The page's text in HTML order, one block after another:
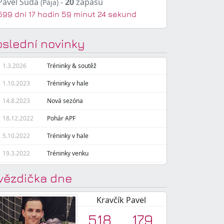
(Pája)
dní 17 hodin 59 minut 25 sekund
novinky
1.3.2026 Tréninky & soutěž
1.10.2023 Tréninky v hale
14.8.2023 Nová sezóna
18.12.2022 Pohár APF
5.10.2022 Tréninky v hale
19.3.2022 Tréninky venku
dne
Kravčík Pavel
518 179